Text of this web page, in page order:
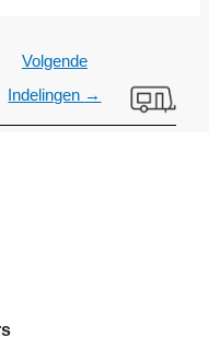
Volgende
Indelingen →